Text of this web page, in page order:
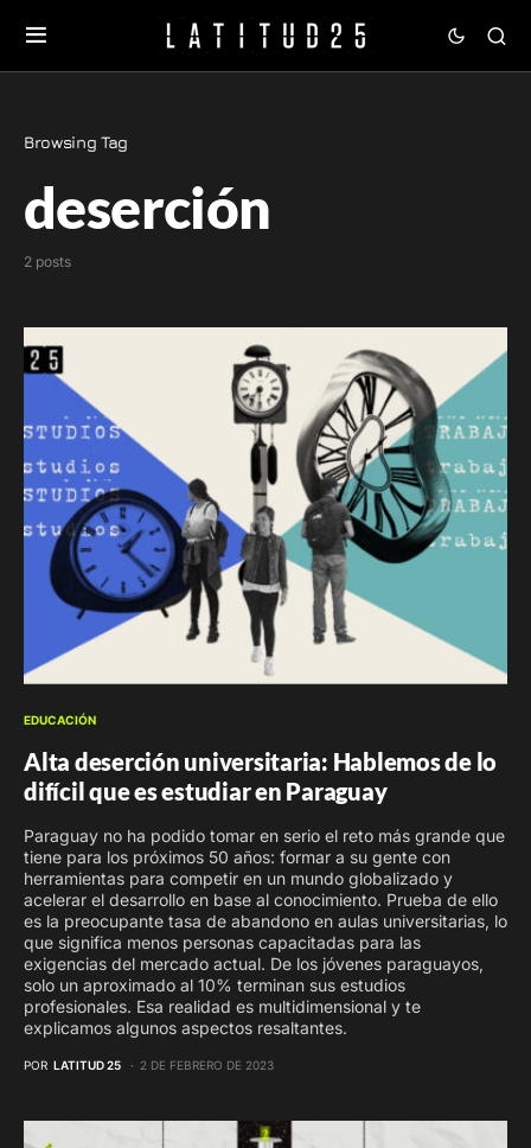
Browsing Tag
deserción
2 posts
EDUCACIÓN
Alta deserción universitaria: Hablemos de lo
difícil que es estudiar en Paraguay
Paraguay no ha podido tomar en serio el reto más grande que
tiene para los próximos 50 años: formar a su gente con
herramientas para competir en un mundo globalizado y
acelerar el desarrollo en base al conocimiento. Prueba de ello
es la preocupante tasa de abandono en aulas universitarias, lo
que significa menos personas capacitadas para las
exigencias del mercado actual. De los jóvenes paraguayos,
solo un aproximado al 10% terminan sus estudios
profesionales. Esa realidad es multidimensional y te
explicamos algunos aspectos resaltantes.
POR LATITUD 25 2 DE FEBRERO DE 2023